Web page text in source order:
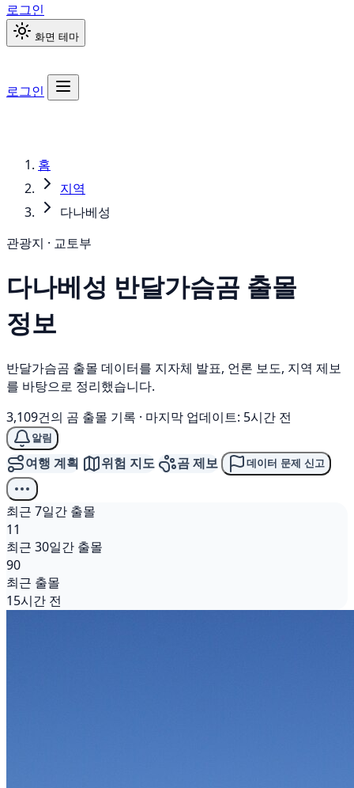
로그인
화면 테마
로그인
홈
지역
다나베성
관광지 · 교토부
다나베성 반달가슴곰 출몰
정보
반달가슴곰 출몰 데이터를 지자체 발표, 언론 보도, 지역 제보
를 바탕으로 정리했습니다.
3,109건의 곰 출몰 기록 · 마지막 업데이트: 5시간 전
알림
여행 계획 위험 지도 곰 제보 데이터 문제 신고
최근 7일간 출몰
11
최근 30일간 출몰
90
최근 출몰
15시간 전